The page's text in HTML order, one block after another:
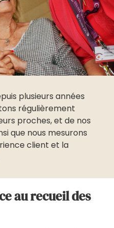
plusieurs années
régulièrement
proches, et de nos
que nous mesurons
client et la
au recueil des